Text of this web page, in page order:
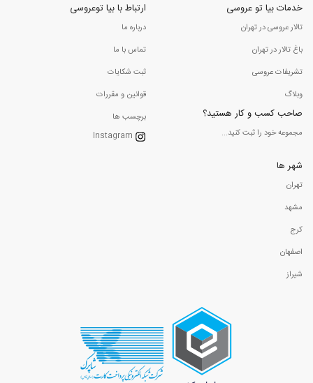
خدمات بیا تو عروسی
تالار عروسی در تهران
باغ تالار در تهران
تشریفات عروسی
وبلاگ
صاحب کسب و کار هستید؟
مجموعه خود را ثبت کنید...
ارتباط با بیا توعروسی
درباره ما
تماس با ما
ثبت شکایات
قوانین و مقررات
برچسب ها
Instagram
شهر ها
تهران
مشهد
کرج
اصفهان
شیراز